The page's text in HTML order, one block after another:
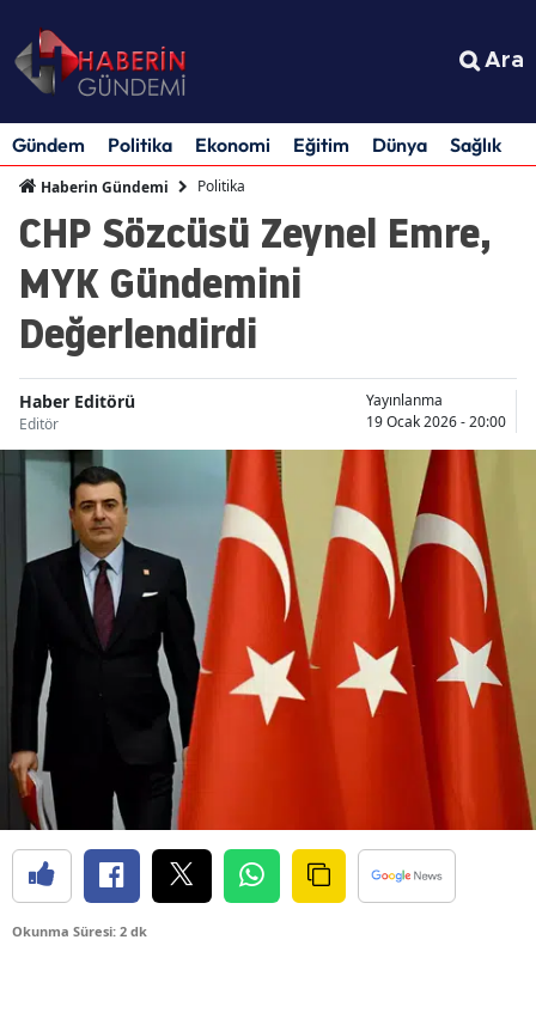
Ara
Gündem Politika Ekonomi Eğitim Dünya Sağlık
Haberin Gündemi Politika
CHP Sözcüsü Zeynel Emre,
MYK Gündemini
Değerlendirdi
Haber Editörü
Editör
Yayınlanma
19 Ocak 2026 - 20:00
Okunma Süresi: 2 dk